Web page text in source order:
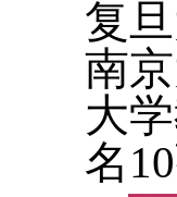
复
南
大
名10